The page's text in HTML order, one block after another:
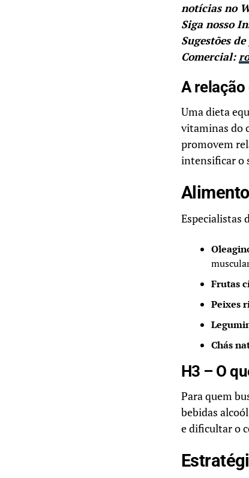
notícias no
Siga nosso
Sugestões
Comercial:
A
Uma dieta
vitaminas do
promovem
intensificar o
Especialistas
Frutas
Peixes
Chás
H3 – O
Para quem
bebidas
e dificultar o